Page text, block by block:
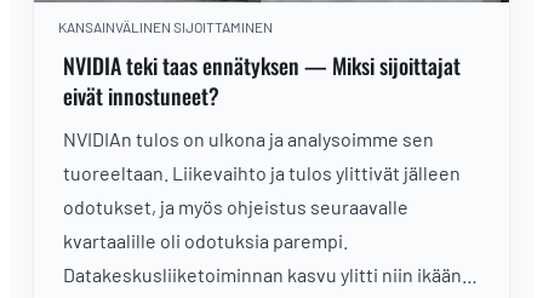
KANSAINVÄLINEN SIJOITTAMINEN
NVIDIA teki taas ennätyksen — Miksi sijoittajat
eivät innostuneet?
NVIDIAn tulos on ulkona ja analysoimme sen
tuoreeltaan. Liikevaihto ja tulos ylittivät jälleen
odotukset, ja myös ohjeistus seuraavalle
kvartaalille oli odotuksia parempi.
Datakeskusliiketoiminnan kasvu ylitti niin ikään